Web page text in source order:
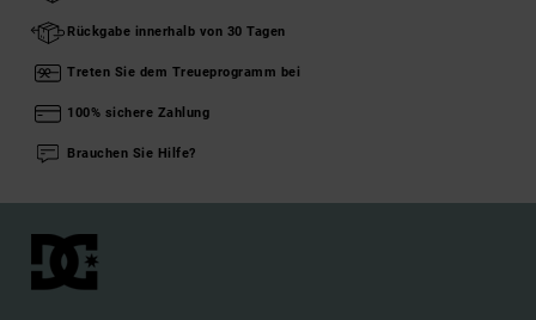
Rückgabe innerhalb von 30 Tagen
Treten Sie dem Treueprogramm bei
100% sichere Zahlung
Brauchen Sie Hilfe?